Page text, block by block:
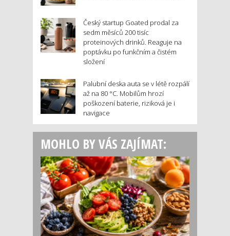
Český startup Goated prodal za
sedm měsíců 200 tisíc
proteinových drinků. Reaguje na
poptávku po funkčním a čistém
složení
Palubní deska auta se v létě rozpálí
až na 80 °C. Mobilům hrozí
poškození baterie, riziková je i
navigace
MOHLO BY VÁS ZAJÍMAT: